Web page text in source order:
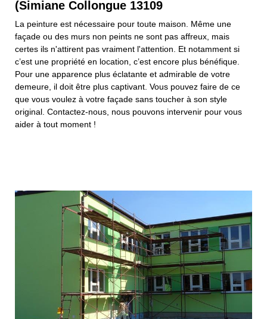
(Simiane Collongue 13109
La peinture est nécessaire pour toute maison. Même une
façade ou des murs non peints ne sont pas affreux, mais
certes ils n'attirent pas vraiment l'attention. Et notamment si
c’est une propriété en location, c’est encore plus bénéfique.
Pour une apparence plus éclatante et admirable de votre
demeure, il doit être plus captivant. Vous pouvez faire de ce
que vous voulez à votre façade sans toucher à son style
original. Contactez-nous, nous pouvons intervenir pour vous
aider à tout moment !